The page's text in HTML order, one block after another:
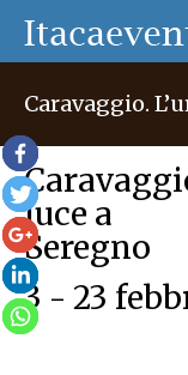
Caravaggio.
luce a
Seregno
3 - 23